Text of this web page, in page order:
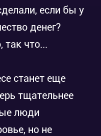
если бы у
денег?
так что...
станет еще
тщательнее
люди
но не